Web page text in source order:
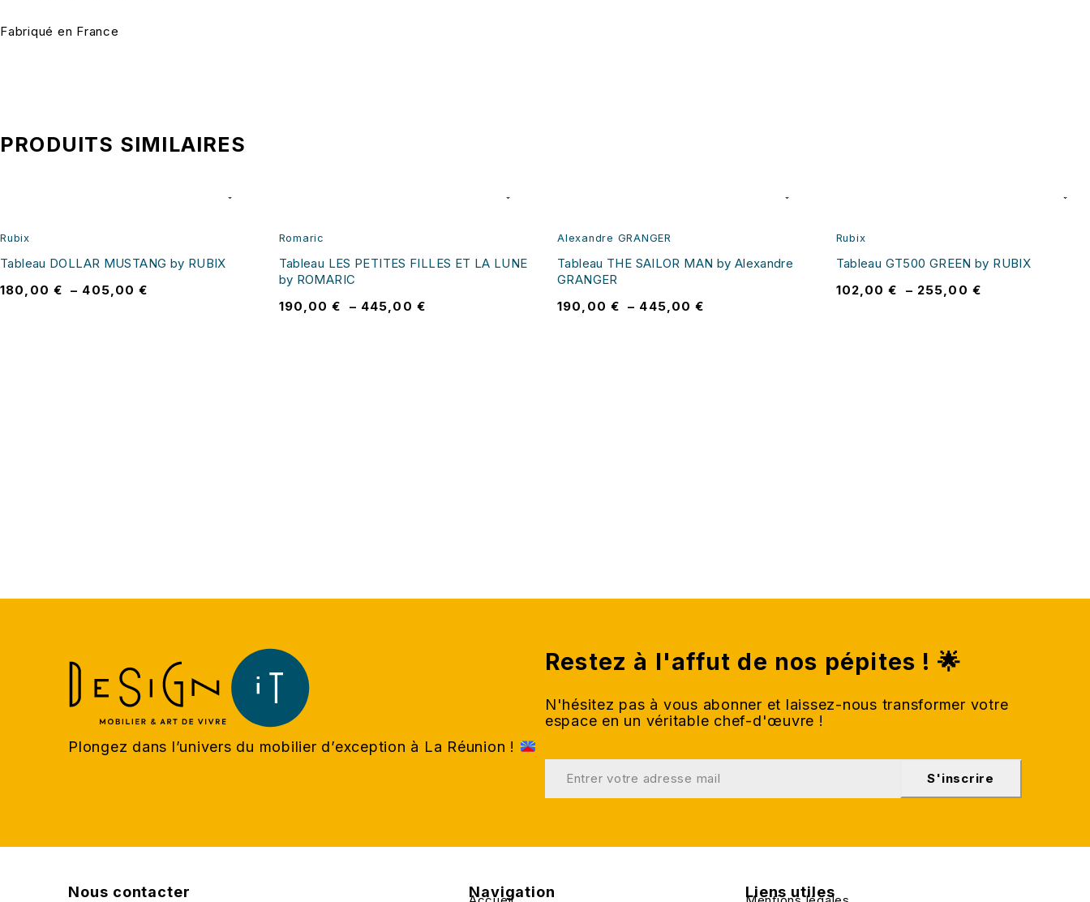
Fabriqué en France
PRODUITS SIMILAIRES
Rubix
Tableau DOLLAR MUSTANG by RUBIX
180,00 € – 405,00€
Romaric
Tableau LES PETITES FILLES ET LA LUNE
by ROMARIC
190,00€ – 445,00 €
Alexandre GRANGER
Tableau THE SAILOR MAN by Alexandre
GRANGER
190,00 € – 445,00€
Rubix
Tableau GT500 GREEN by RUBIX
102,00€ – 255,00 €
Plongez dans l’univers du mobilier d’exception à La Réunion !
Restez à l'affut de nos pépites ! 🌟
N'hésitez pas à vous abonner et laissez-nous transformer votre
espace en un véritable chef-d'œuvre !
S'inscrire
Nous contacter Navigation Liens utiles